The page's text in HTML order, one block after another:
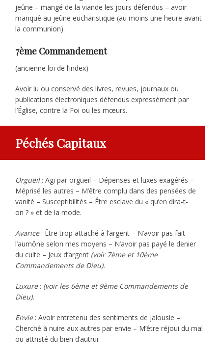
jeûne – mangé de la viande les jours défendus – avoir
manqué au jeûne eucharistique (au moins une heure avant
la communion).
7ème Commandement
(ancienne loi de l’index)
Avoir lu ou conservé des livres, revues, journaux ou
publications électroniques défendus expressément par
l’Église, contre la Foi ou les mœurs.
Péchés Capitaux
Orgueil : Agi par orgueil – Dépenses et luxes exagérés –
Méprisé les autres – M’être complu dans des pensées de
vanité – Susceptibilités – Être esclave du « qu’en dira-t-
on ? » et de la mode.
Avarice: Être trop attaché à l’argent – N’avoir pas fait
l’aumône selon mes moyens – N’avoir pas payé le denier
du culte – Jeux d’argent (voir 7ème et 10ème
Commandements de Dieu).
Luxure : (voir les 6ème et 9ème Commandements de
Dieu).
Envie : Avoir entretenu des sentiments de jalousie –
Cherché à nuire aux autres par envie – M’être réjoui du mal
ou attristé du bien d’autrui.